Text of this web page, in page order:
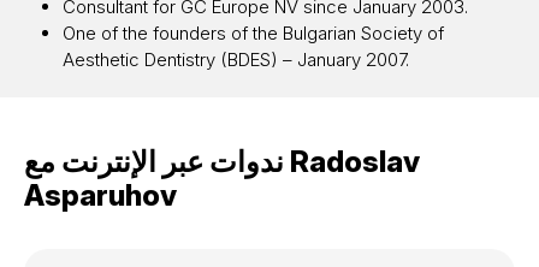
Consultant for GC Europe NV since January 2003.
One of the founders of the Bulgarian Society of
Aesthetic Dentistry (BDES) – January 2007.
ندوات عبر الإنترنت مع Radoslav
Asparuhov